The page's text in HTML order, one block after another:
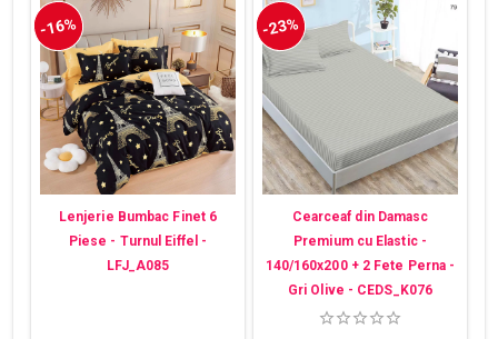
-16%
Lenjerie Bumbac Finet 6
Piese - Turnul Eiffel -
LFJ_A085
-23%
Cearceaf din Damasc
Premium cu Elastic -
140/160x200 + 2 Fete Perna -
Gri Olive - CEDS_K076